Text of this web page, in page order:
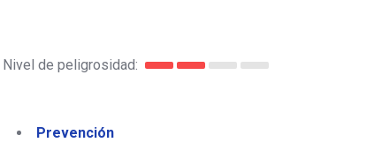
Nivel de peligrosidad:
Prevención